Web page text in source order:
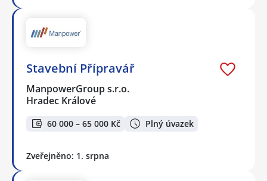
Stavební Přípravář
ManpowerGroup s.r.o.
Hradec Králové
60 000 – 65 000 Kč Plný úvazek
Zveřejněno: 1. srpna